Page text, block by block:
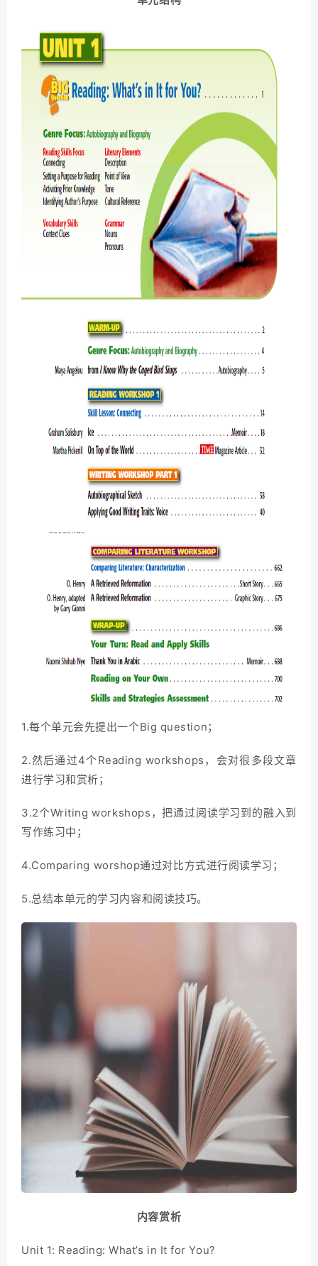
1.每个单元会先提出一个Big question；
2.然后通过4个Reading workshops，会对很多段文章
进行学习和赏析；
3.2个Writing workshops，把通过阅读学习到的融入到
写作练习中；
4.Comparing worshop通过对比方式进行阅读学习；
5.总结本单元的学习内容和阅读技巧。
内容赏析
Unit 1: Reading: What’s in It for You?